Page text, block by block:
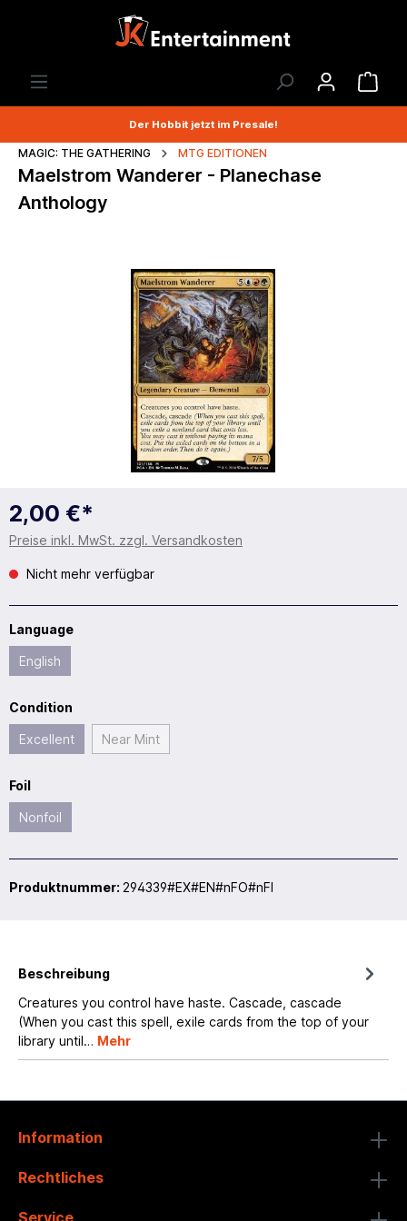
Der Hobbit jetzt im Presale!
MAGIC: THE GATHERING MTG EDITIONEN
Maelstrom Wanderer - Planechase
Anthology
2,00 €*
Preise inkl. MwSt. zzgl. Versandkosten
Nicht mehr verfügbar
Language
English
Condition
Excellent Near Mint
Foil
Nonfoil
Produktnummer: 294339#EX#EN#nFO#nFI
Beschreibung
Creatures you control have haste. Cascade, cascade
(When you cast this spell, exile cards from the top of your
library until… Mehr
Information
Rechtliches
Service